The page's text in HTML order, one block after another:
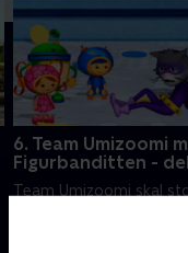
6. Team Umizoomi
Figurbanditten -
Team Umizoomi skal